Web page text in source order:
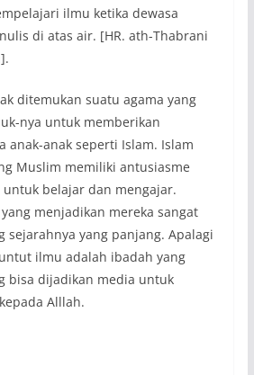
ilmu ketika dewasa
di atas air. [HR. ath-Thabrani
ditemukan suatu agama yang
nya untuk memberikan
anak-anak seperti Islam. Islam
Muslim memiliki antusiasme
belajar dan mengajar.
menjadikan mereka sangat
sejarahnya yang panjang. Apalagi
ilmu adalah ibadah yang
bisa dijadikan media untuk
Alllah.